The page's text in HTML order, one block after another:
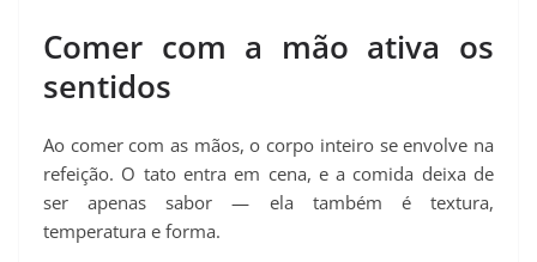
Comer com a mão ativa os
sentidos
Ao comer com as mãos, o corpo inteiro se envolve na
refeição. O tato entra em cena, e a comida deixa de
ser apenas sabor — ela também é textura,
temperatura e forma.